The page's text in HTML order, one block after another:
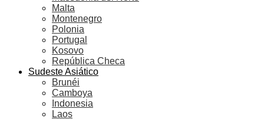
Malta
Montenegro
Polonia
Portugal
Kosovo
República Checa
Sudeste Asiático
Brunéi
Camboya
Indonesia
Laos